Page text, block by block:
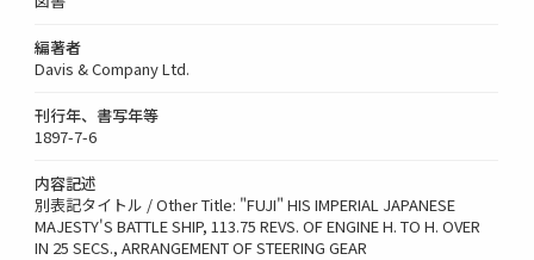
編著者
Davis & Company Ltd.
刊行年、書写年等
1897-7-6
内容記述
別表記タイトル / Other Title: "FUJI" HIS IMPERIAL JAPANESE
MAJESTY'S BATTLE SHIP, 113.75 REVS. OF ENGINE H. TO H. OVER
IN 25 SECS., ARRANGEMENT OF STEERING GEAR